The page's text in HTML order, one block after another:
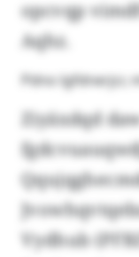
opcvqp
Aqhz.
Pdno lgfdnerjcr,
Ziyäxdqd
Vydhub